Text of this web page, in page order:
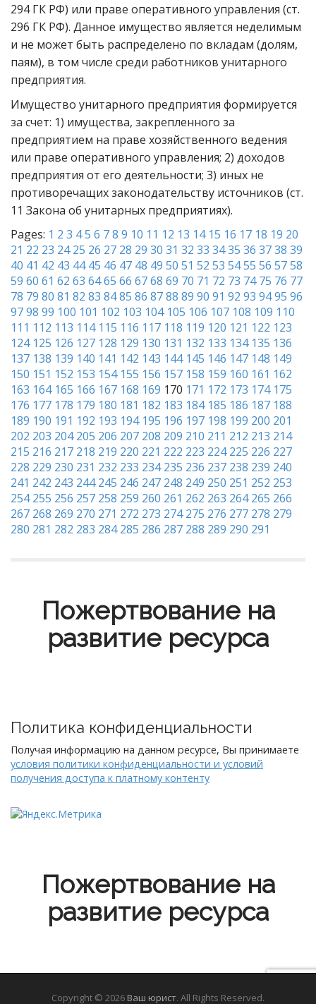
294 ГК РФ) или праве оперативного управления (ст.
296 ГК РФ). Данное имущество является неделимым
и не может быть распределено по вкладам (долям,
паям), в том числе среди работников унитарного
предприятия.
Имущество унитарного предприятия формируется
за счет: 1) имущества, закрепленного за
предприятием на праве хозяйственного ведения
или праве оперативного управления; 2) доходов
предприятия от его деятельности; 3) иных не
противоречащих законодательству источников (ст.
11 Закона об унитарных предприятиях).
Pages: 1 2 3 45 6 78 9 10 11 12 13 14 15 16 17 18 19 20
21 22 23 24 25 26 27 28 29 30 31 32 33 3435 36 3738 39
40 41 42 43 44 45 46 47 48 49 50 51 52 53 5455 56 5758
59 60 61 62 63 6465 66 6768 69 70 71 72 73 74 75 76 77
78 79 80 81 82 83 8485 86 8788 89 90 91 92 93 9495 96
9798 99 100 101 102 103 104 105 106 107 108 109 110
111 112 113 114 115 116 117 118 119 120 121 122 123
124 125 126 127 128 129 130 131 132 133 134 135 136
137 138 139 140 141 142 143 144 145 146 147 148 149
150 151 152 153 154 155 156 157 158 159 160 161 162
163 164 165 166 167 168 169 170 171 172 173 174 175
176 177 178 179 180 181 182 183 184 185 186 187 188
189 190 191 192 193 194 195 196 197 198 199 200 201
202 203 204 205 206 207 208 209 210 211 212 213 214
215 216 217 218 219 220 221 222 223 224 225 226 227
228 229 230 231 232 233 234 235 236 237 238 239 240
241 242 243 244 245 246 247 248 249 250 251 252 253
254 255 256 257 258 259 260 261 262 263 264 265 266
267 268 269 270 271 272 273 274 275 276 277 278 279
280 281 282 283 284 285 286 287 288 289 290 291
Пожертвование на
развитие ресурса
Политика конфиденциальности
Получая информацию на данном ресурсе, Вы принимаете
условия политики конфиденциальности и условий
получения доступа к платному контенту
Пожертвование на
развитие ресурса
Copyright © 2026 Ваш юрист. All Rights Reserved.